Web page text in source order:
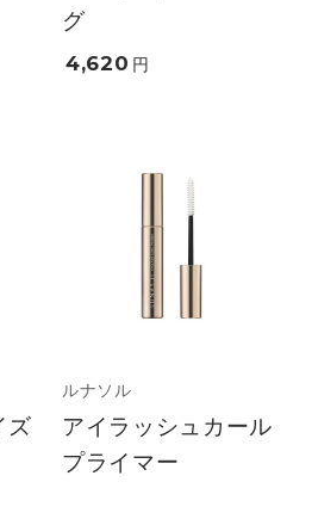
グ
4,620 円
ズ
ルナソル
アイラッシュカール
プライマー